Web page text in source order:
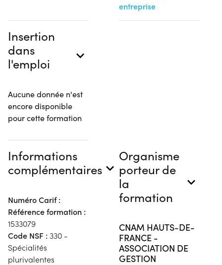
entreprise
Insertion
dans
l'emploi
Aucune donnée n'est
encore disponible
pour cette formation
Informations
complémentaires
Numéro Carif :
Référence formation :
1533079
Code NSF : 330 -
Spécialités
plurivalentes
Organisme
porteur de
la
formation
CNAM HAUTS-DE-
FRANCE -
ASSOCIATION DE
GESTION